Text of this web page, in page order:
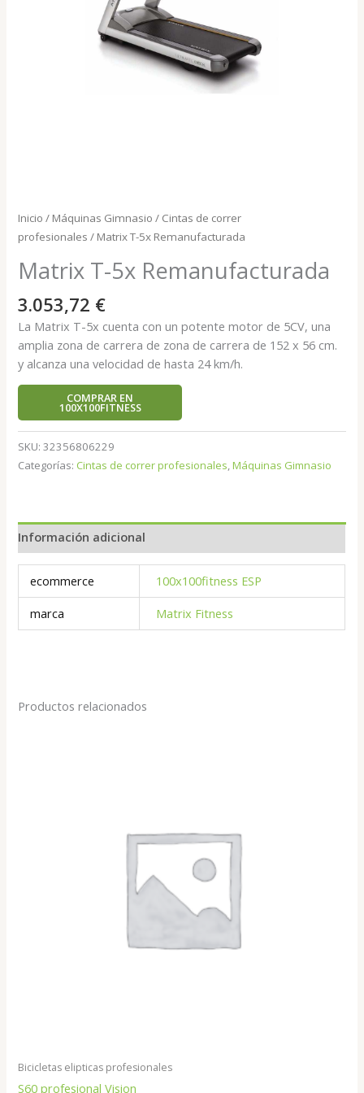
Inicio / Máquinas Gimnasio / Cintas de correr
profesionales / Matrix T-5x Remanufacturada
Matrix T-5x Remanufacturada
3.053,72 €
La Matrix T-5x cuenta con un potente motor de 5CV, una
amplia zona de carrera de zona de carrera de 152 x 56 cm.
y alcanza una velocidad de hasta 24 km/h.
COMPRAR EN
100X100FITNESS
SKU:32356806229
Categorías: Cintas de correr profesionales,Máquinas Gimnasio
Información adicional
ecommerce
100x100fitness ESP
marca
Matrix Fitness
Productos relacionados
Bicicletas elipticas profesionales
S60 profesional Vision